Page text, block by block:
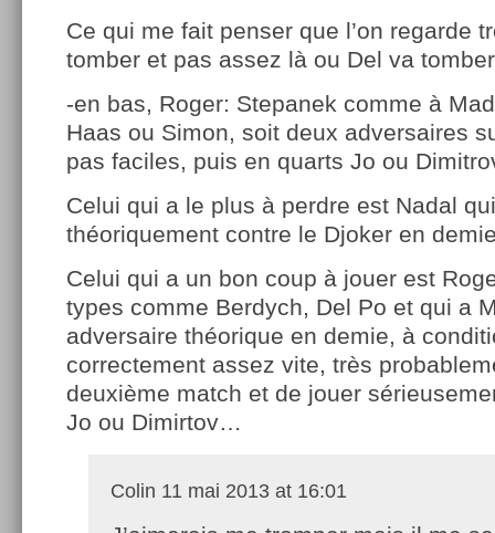
Ce qui me fait penser que l’on regarde
tomber et pas assez là ou Del va
-en bas, Roger: Stepanek comme à
Haas ou Simon, soit deux adversaires
pas faciles, puis en quarts Jo ou
Celui qui a le plus à perdre est Nadal
théoriquement contre le Djoker en
Celui qui a un bon coup à jouer est
types comme Berdych, Del Po et qui a
adversaire théorique en demie, à
correctement assez vite, très
deuxième match et de jouer
Jo ou Dimirtov…
Colin 11 mai 2013 at 16:01